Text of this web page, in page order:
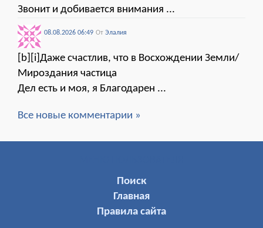
Звонит и добивается внимания ...
08.08.2026 06:49 От Элалия
[b][i]Даже счастлив, что в Восхождении Земли/
Мироздания частица
Дел есть и моя, я Благодарен ...
Все новые комментарии »
Поиск
Главная
Правила сайта